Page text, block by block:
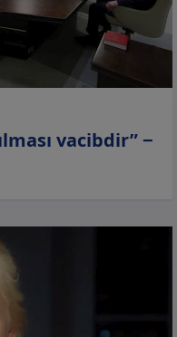
vacibdir” −